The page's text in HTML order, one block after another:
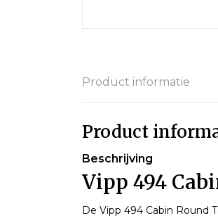
Product informatie
Product
Beschrijving
Vipp 494
De Vipp 494 Cabin Round